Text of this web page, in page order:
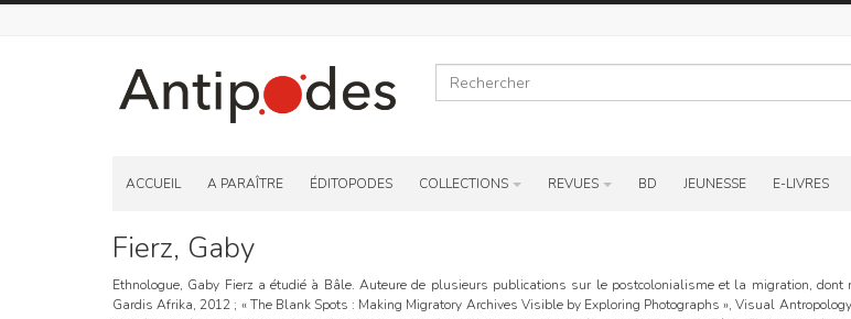
ACCUEIL A PARAÎTRE ÉDITOPODES COLLECTIONS REVUES BD JEUNESSE E-LIVRES
Fierz, Gaby
Ethnologue, Gaby Fierz a étudié à Bâle. Auteure de plusieurs publications sur le postcolonialisme et la migration,
Gardis Afrika, 2012 ; « The Blank Spots : Making Migratory Archives Visible by Exploring Photographs », Visual